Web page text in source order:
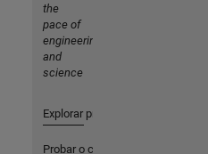
the
pace of
engineering
and
science
Explorar productos
Probar o comprar